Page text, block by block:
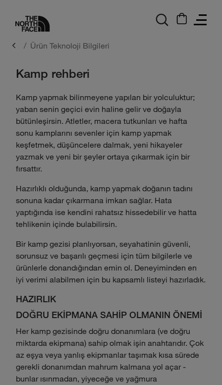
Ürün Teknoloji Bilgileri
Kamp rehberi
Kamp yapmak bilinmeyene yapılan bir yolculuktur;
yaban senin geçici evin haline gelir ve doğayla
bütünleşirsin. Atletler, macera tutkunları ve hafta
sonu kamplarını sevenler için kamp yapmak
keşfetmek, düşüncelere dalmak, yeni hikayeler
yazmak ve yeni bir şeyler ortaya çıkarmak için bir
fırsattır.
Hazırlıklı olduğunda, kamp yapmak doğanın tadını
sonuna kadar çıkarmana imkan sağlar. Hata
yaptığında ise kendini rahatsız hissedebilir ve hatta
tehlikenin içinde bulabilirsin.
Bir kamp gezisi planlıyorsan, seyahatinin güvenli,
sorunsuz ve başarılı geçmesi için tüm bilgilerle ve
ürünlerle donandığından emin ol. Deneyiminden en
iyi verimi alabilmen için bu kapsamlı listeyi hazırladık.
HAZIRLIK
DOĞRU EKİPMANA SAHİP OLMANIN ÖNEMİ
Her kamp gezisinde doğru donanımlara (ve doğru
miktarda ekipmana) sahip olmak işin anahtarıdır. Çok
az eşya veya yanlış ekipmanlar taşımak kısa sürede
gerekli donanımdan mahrum kalmana yol açar -
bunlar ısınmadan, yiyeceğe ve yağmura